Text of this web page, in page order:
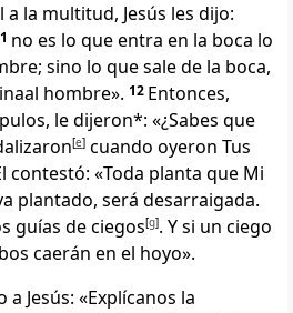
a la multitud, Jesús les dijo:
no es lo que entra en la boca lo
sino lo que sale de la boca,
al hombre». 12 Entonces,
le dijeron*: «¿Sabes que
[e] cuando oyeron Tus
contestó: «Toda planta que Mi
plantado, será desarraigada.
guías de ciegos[g]. Y si un ciego
caerán en el hoyo».
Jesús: «Explícanos la